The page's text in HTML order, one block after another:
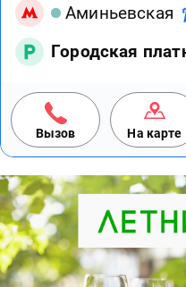
Аминьевская
Городская
Вызов На карте